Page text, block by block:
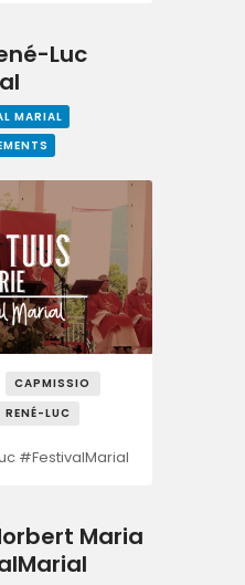
Luc
MARIAL
CAPMISSIO
RENÉ-LUC
#FestivalMarial
Maria